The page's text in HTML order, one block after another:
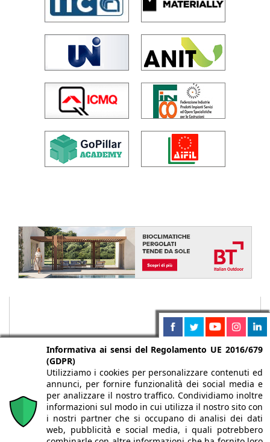
Chi siamo Autori Per la tua pubblicità
Iscriviti alla
Informativa ai sensi del Regolamento UE 2016/679
(GDPR)
Utilizziamo i cookies per personalizzare contenuti ed
annunci, per fornire funzionalità dei social media e
per analizzare il nostro traffico. Condividiamo inoltre
informazioni sul modo in cui utilizza il nostro sito con
i nostri partner che si occupano di analisi dei dati
web, pubblicità e social media, i quali potrebbero